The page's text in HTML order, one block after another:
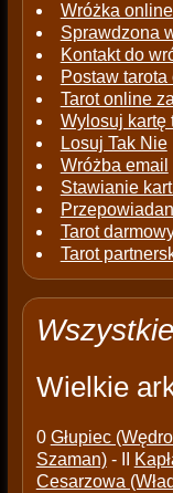
Wróżka
Sprawdzona
Kontakt do
Postaw tarota
Tarot online
Wylosuj kartę
Losuj Tak Nie
Wróżba email
Stawianie
Tarot
Tarot
Wielkie
0 Głupiec
Szaman)- II
Cesarzowa